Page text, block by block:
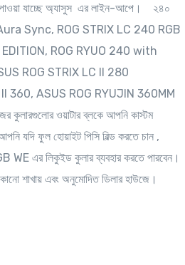
যাচ্ছে অ্যাসুস এর লাইন-আপে।
২৪০
Sync, ROG STRIX LC 240 RGB
ROG RYUO 240 with
ROG STRIX LC II 280
II 360, ASUS ROG RYUJIN 360MM
কুলারগুলোর ওয়াটার ব্লকে আপনি কাস্টম
যদি ফুল হোয়াইট পিসি বিল্ড করতে চান ,
এর লিকুইড কুলার ব্যবহার করতে পারবেন।
শাখায় এবং অনুমোদিত ডিলার হাউজে।